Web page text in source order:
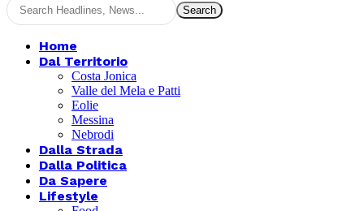
Home
Dal Territorio
Costa Jonica
Valle del Mela e Patti
Eolie
Messina
Nebrodi
Dalla Strada
Dalla Politica
Da Sapere
Lifestyle